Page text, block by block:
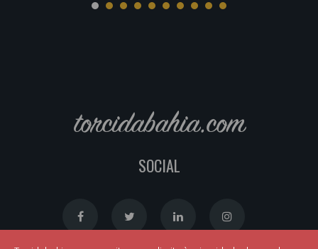
torcidabahia.com
SOCIAL